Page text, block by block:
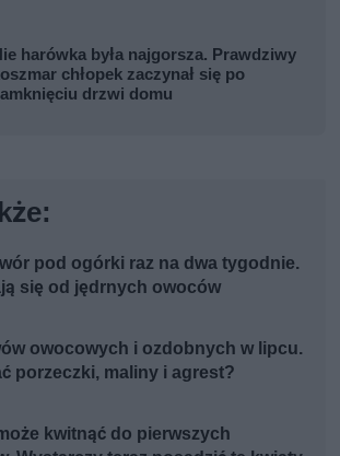
harówka była najgorsza. Prawdziwy
chłopek zaczynał się po
drzwi domu
pod ogórki raz na dwa tygodnie.
się od jędrnych owoców
owocowych i ozdobnych w lipcu.
porzeczki, maliny i agrest?
kwitnąć do pierwszych